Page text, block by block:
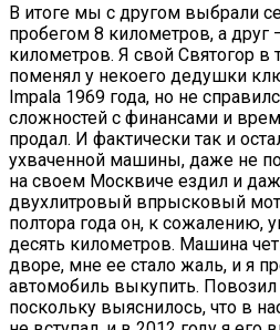
В итоге мы с другом выбрали
пробегом 8 километров, а друг
километров. Я свой Святогор в
поменял у некоего дедушки
Impala 1969 года, но не
сложностей с финансами и
продал. И фактически так и
ухваченной машины, даже не
на своем Москвиче ездил и
двухлитровый впрысковый
полтора года он, к сожалению,
десять километров. Машина
дворе, мне ее стало жаль, и я
автомобиль выкупить. Повозил
поскольку выяснилось, что в